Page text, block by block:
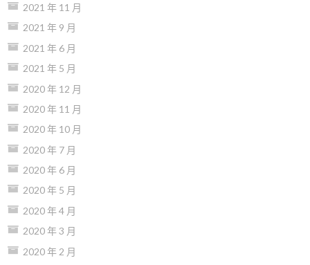
2021 年 11 月
2021 年 9 月
2021 年 6 月
2021 年 5 月
2020 年 12 月
2020 年 11 月
2020 年 10 月
2020 年 7 月
2020 年 6 月
2020 年 5 月
2020 年 4 月
2020 年 3 月
2020 年 2 月